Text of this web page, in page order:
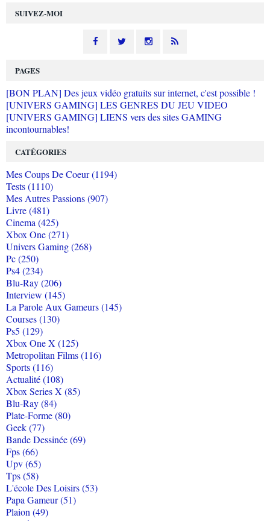
SUIVEZ-MOI
PAGES
[BON PLAN] Des jeux vidéo gratuits sur internet, c'est possible !
[UNIVERS GAMING] LES GENRES DU JEU VIDEO
[UNIVERS GAMING] LIENS vers des sites GAMING
incontournables!
CATÉGORIES
Mes Coups De Coeur (1194)
Tests (1110)
Mes Autres Passions (907)
Livre (481)
Cinema (425)
Xbox One (271)
Univers Gaming (268)
Pc (250)
Ps4 (234)
Blu-Ray (206)
Interview (145)
La Parole Aux Gameurs (145)
Courses (130)
Ps5 (129)
Xbox One X (125)
Metropolitan Films (116)
Sports (116)
Actualité (108)
Xbox Series X (85)
Blu-Ray (84)
Plate-Forme (80)
Geek (77)
Bande Dessinée (69)
Fps (66)
Upv (65)
Tps (58)
L'école Des Loisirs (53)
Papa Gameur (51)
Plaion (49)